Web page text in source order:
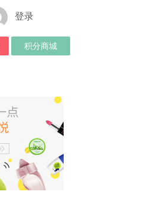
登录
积分商城